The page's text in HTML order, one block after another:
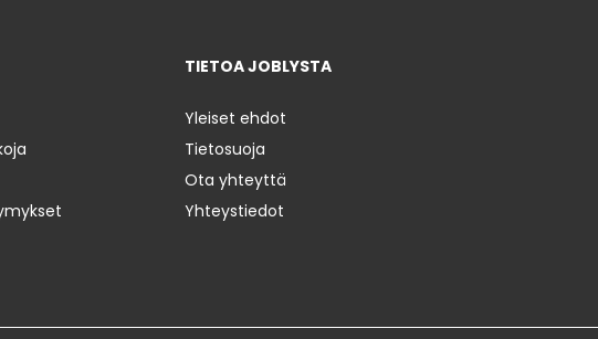
TIETOA JOBLYSTA
Yleiset ehdot
Tietosuoja
Ota yhteyttä
Yhteystiedot